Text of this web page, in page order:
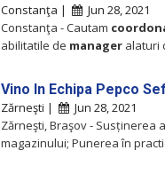
Constanţa |
Jun 28, 2021
Constanţa - Cautam
abilitatile de manager alaturi
Vino In Echipa Pepco
Zărneşti |
Jun 28, 2021
Zărneşti, Braşov - Susținerea
magazinului; Punerea în